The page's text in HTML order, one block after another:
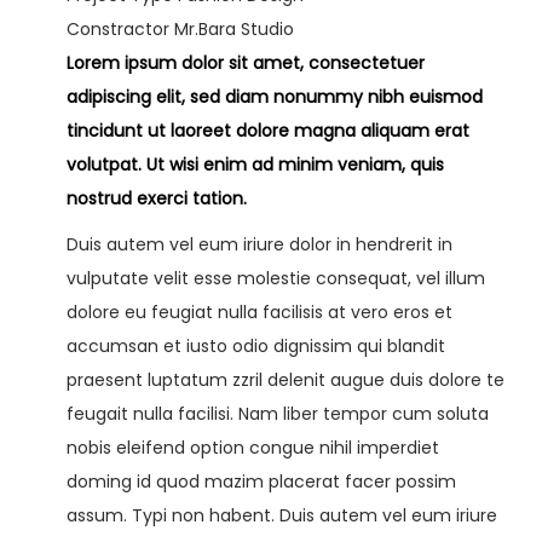
Constractor Mr.Bara Studio
Lorem ipsum dolor sit amet, consectetuer
adipiscing elit, sed diam nonummy nibh euismod
tincidunt ut laoreet dolore magna aliquam erat
volutpat. Ut wisi enim ad minim veniam, quis
nostrud exerci tation.
Duis autem vel eum iriure dolor in hendrerit in
vulputate velit esse molestie consequat, vel illum
dolore eu feugiat nulla facilisis at vero eros et
accumsan et iusto odio dignissim qui blandit
praesent luptatum zzril delenit augue duis dolore te
feugait nulla facilisi. Nam liber tempor cum soluta
nobis eleifend option congue nihil imperdiet
doming id quod mazim placerat facer possim
assum. Typi non habent. Duis autem vel eum iriure